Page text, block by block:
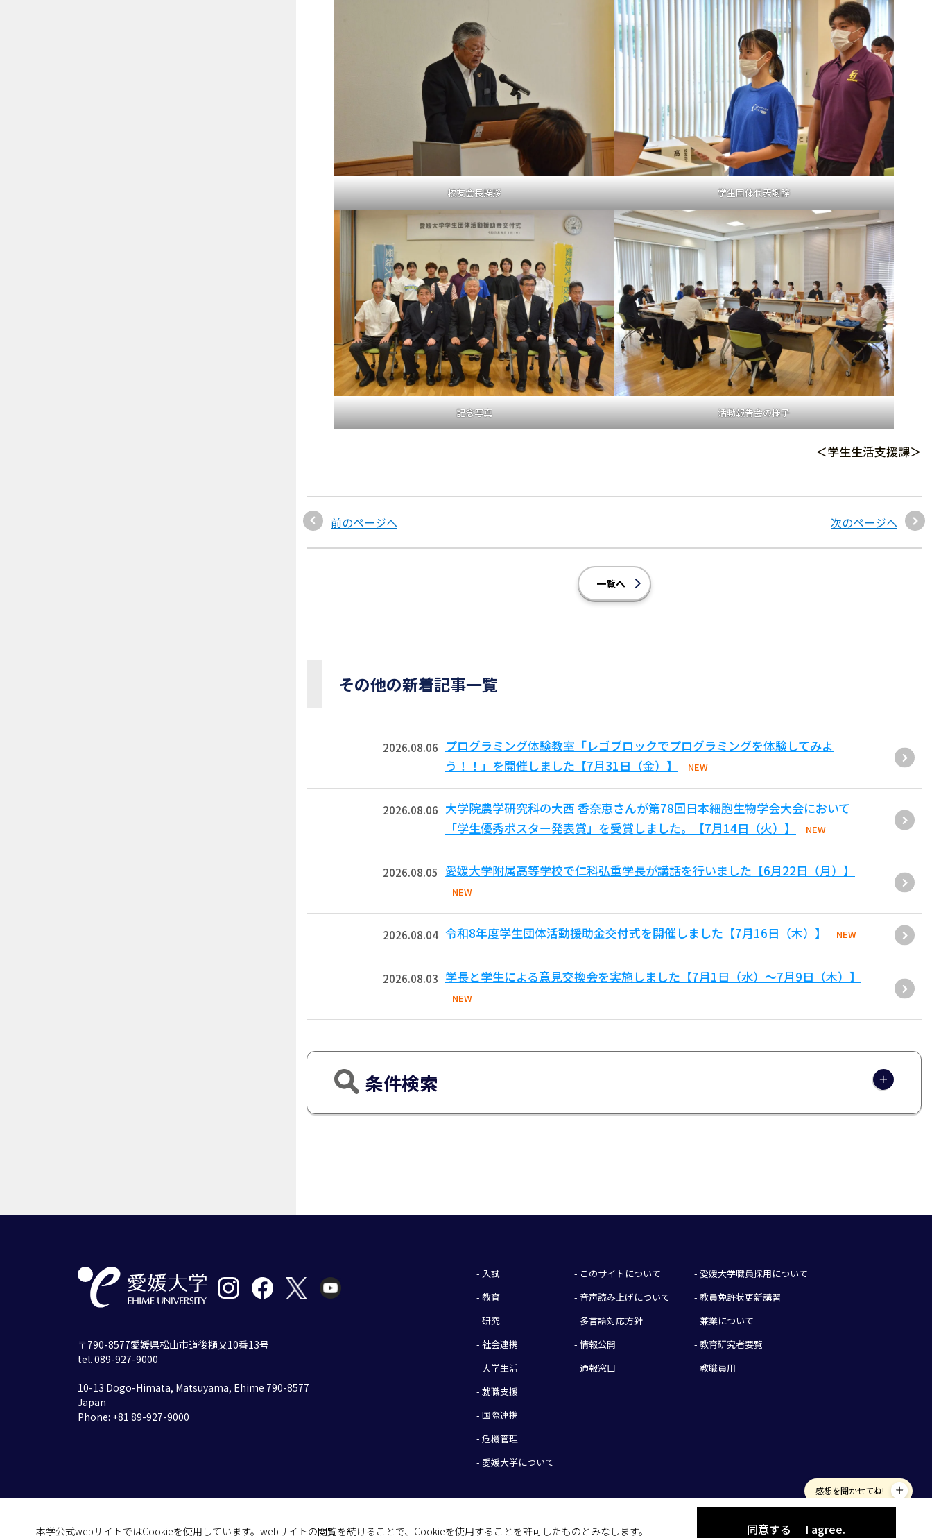
校友会長挨拶 学生団体代表謝辞
記念写真 活動報告会の様子
＜学生生活支援課＞
前のページへ 次のページへ
一覧へ
その他の新着記事一覧
2026.08.06
プログラミング体験教室「レゴブロックでプログラミングを体験してみよ
う！！」を開催しました【7月31日（金）】
NEW
2026.08.06 大学院農学研究科の大西 香奈恵さんが第78回日本細胞生物学会大会において
「学生優秀ポスター発表賞」を受賞しました。【7月14日（火）】
NEW
2026.08.05 愛媛大学附属高等学校で仁科弘重学長が講話を行いました【6月22日（月）】
NEW
2026.08.04 令和8年度学生団体活動援助金交付式を開催しました【7月16日（木）】 NEW
2026.08.03 学長と学生による意見交換会を実施しました【7月1日（水）～7月9日（木）】
NEW
条件検索
本学公式webサイトではCookieを使用しています。webサイトの閲覧を続けることで、Cookieを使用することを許可したものとみなします。 同意する I agree.
感想を聞かせてね!
- 入試
- 教育
- 研究
- 社会連携
- 大学生活
- 就職支援
- 国際連携
- 危機管理
- 愛媛大学について
- このサイトについて
- 音声読み上げについて
- 多言語対応方針
- 情報公開
- 通報窓口
- 愛媛大学職員採用について
- 教員免許状更新講習
- 兼業について
- 教育研究者要覧
- 教職員用
〒790-8577愛媛県松山市道後樋又10番13号
tel. 089-927-9000
10-13 Dogo-Himata, Matsuyama, Ehime 790-8577
Japan
Phone: +81 89-927-9000
(C) 2026 Ehime University.